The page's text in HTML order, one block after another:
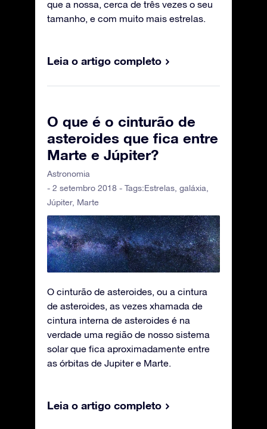
que a nossa, cerca de três vezes o seu
tamanho, e com muito mais estrelas.
Leia o artigo completo
O que é o cinturão de
asteroides que fica entre
Marte e Júpiter?
Astronomia
- 2 setembro 2018 - Tags:Estrelas galáxia
Júpiter, Marte
O cinturão de asteroides, ou a cintura
de asteroides, as vezes xhamada de
cintura interna de asteroides é na
verdade uma região de nosso sistema
solar que fica aproximadamente entre
as órbitas de Jupiter e Marte.
Leia o artigo completo